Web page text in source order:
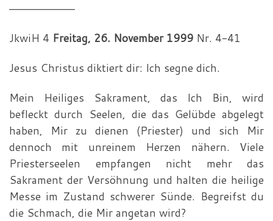
—————————
JkwiH 4 Freitag, 26. November 1999 Nr. 4-41
Jesus Christus diktiert dir: Ich segne dich.
Mein Heiliges Sakrament, das Ich Bin, wird
befleckt durch Seelen, die das Gelübde abgelegt
haben, Mir zu dienen (Priester) und sich Mir
dennoch mit unreinem Herzen nähern. Viele
Priesterseelen empfangen nicht mehr das
Sakrament der Versöhnung und halten die heilige
Messe im Zustand schwerer Sünde. Begreifst du
die Schmach, die Mir angetan wird?